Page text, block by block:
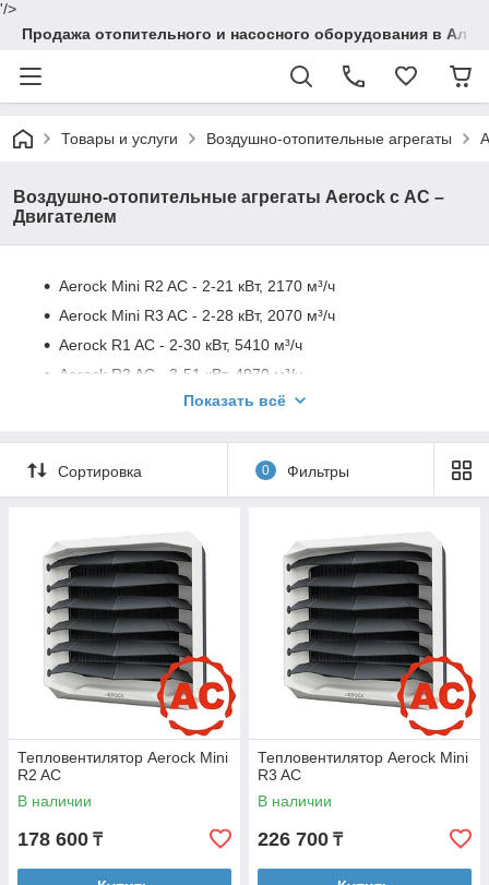
'/>
Продажа отопительного и насосного оборудования в
Товары и услуги Воздушно-отопительные агрегаты
Воздушно-отопительные агрегаты Aerock с АС –
Двигателем
Aerock Mini R2 AC - 2-21 кВт, 2170 м³/ч
Aerock Mini R3 AC - 2-28 кВт, 2070 м³/ч
Aerock R1 AC - 2-30 кВт, 5410 м³/ч
Aerock R2 AC - 3-51 кВт, 4970 м³/ч
Aerock R3 AC - 6-73 кВт, 5750 м³/ч
Aerock MINI RD AC - дестратификатор (без нагрева),
2420 м³/ч
Показать всё
Сортировка 0 Фильтры
Тепловентилятор Aerock Mini
R2 AC
В наличии
178 600 ₸
Тепловентилятор Aerock Mini
R3 AC
В наличии
226 700 ₸